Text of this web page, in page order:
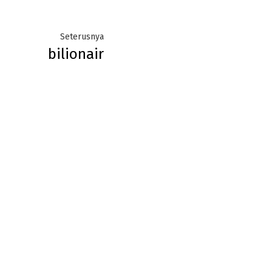
SeterusnyaNext
post:
bilionair